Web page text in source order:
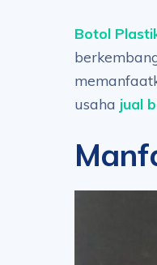
Botol
usaha jual